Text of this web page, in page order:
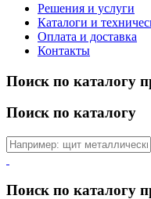
Решения и услуги
Каталоги и
Оплата и доставка
Контакты
Поиск по каталогу
Поиск по каталогу
Поиск по каталогу